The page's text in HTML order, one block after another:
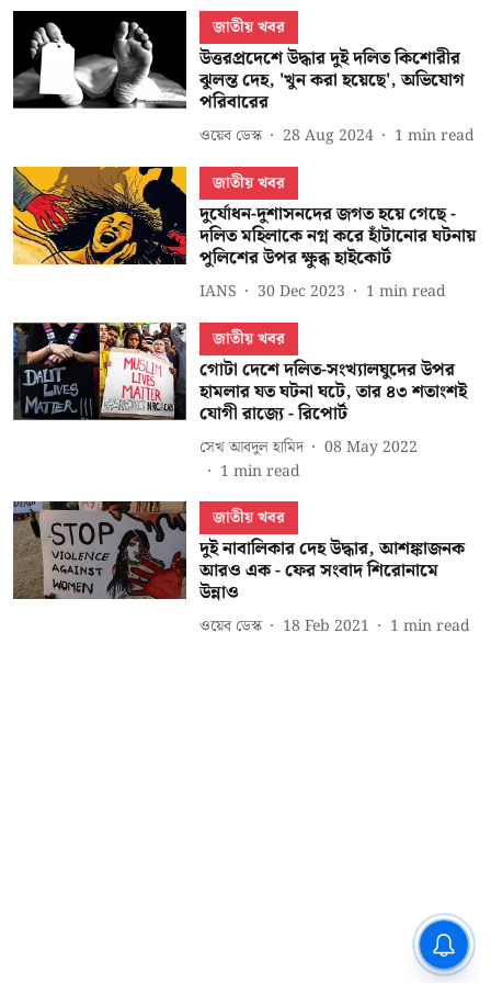
জাতীয় খবর
উত্তরপ্রদেশে উদ্ধার দুই দলিত কিশোরীর
ঝুলন্ত দেহ, 'খুন করা হয়েছে', অভিযোগ
পরিবারের
ওয়েব ডেস্ক 28 Aug 2024 1 min read
জাতীয় খবর
দুর্যোধন-দুশাসনদের জগত হয়ে গেছে -
দলিত মহিলাকে নগ্ন করে হাঁটানোর ঘটনায়
পুলিশের উপর ক্ষুব্ধ হাইকোর্ট
IANS 30 Dec 2023 1 min read
জাতীয় খবর
গোটা দেশে দলিত-সংখ্যালঘুদের উপর
হামলার যত ঘটনা ঘটে, তার ৪৩ শতাংশই
যোগী রাজ্যে - রিপোর্ট
সেখ আবদুল হামিদ
08 May 2022
1 min read
জাতীয় খবর
দুই নাবালিকার দেহ উদ্ধার, আশঙ্কাজনক
আরও এক - ফের সংবাদ শিরোনামে
উন্নাও
ওয়েব ডেস্ক 18 Feb 2021 1 min read